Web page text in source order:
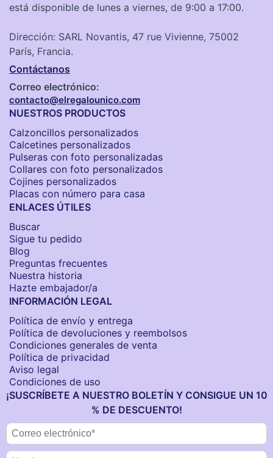
está disponible de lunes a viernes, de 9:00 a 17:00.
Dirección: SARL Novantis, 47 rue Vivienne, 75002
París, Francia.
Contáctanos
Correo electrónico:
contacto@elregalounico.com
NUESTROS PRODUCTOS
Calzoncillos personalizados​
Calcetines personalizados
Pulseras con foto personalizadas
Collares con foto personalizados
Cojines personalizados
Placas con número para casa
ENLACES ÚTILES
Buscar
Sigue tu pedido
Blog
Preguntas frecuentes
Nuestra historia
Hazte embajador/a
INFORMACIÓN LEGAL
Política de envío y entrega
Política de devoluciones y reembolsos
Condiciones generales de venta
Política de privacidad
Aviso legal
Condiciones de uso
¡SUSCRÍBETE A NUESTRO BOLETÍN Y CONSIGUE UN 10
% DE DESCUENTO!